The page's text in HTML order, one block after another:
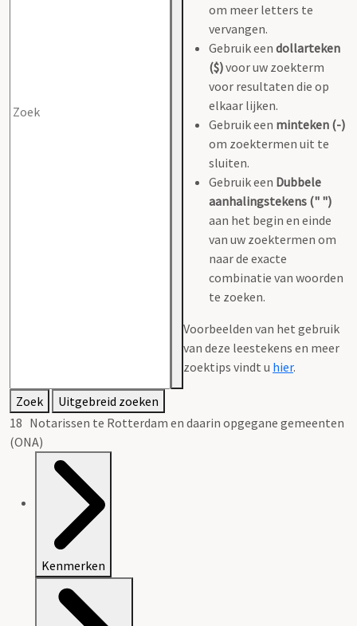
om meer letters te
vervangen.
Gebruik een dollarteken
($)voor uw zoekterm
voor resultaten die op
elkaar lijken.
Gebruik een minteken (-)
om zoektermen uit te
sluiten.
Gebruik een Dubbele
aanhalingstekens (" ")
aan het begin en einde
van uw zoektermen om
naar de exacte
combinatie van woorden
te zoeken.
Voorbeelden van het gebruik
van deze leestekens en meer
zoektips vindt u hier.
Zoek
Uitgebreid zoeken
18 Notarissen te Rotterdam en daarin opgegane gemeenten
(ONA)
Kenmerken